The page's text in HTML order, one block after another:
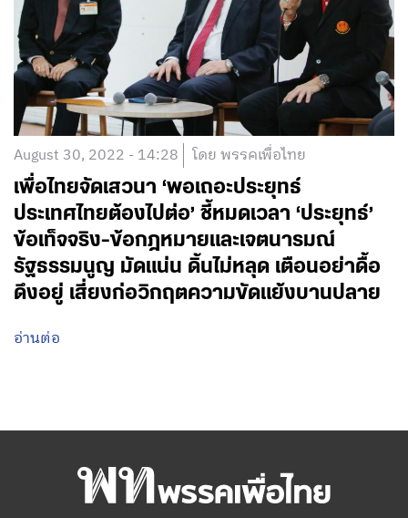
August 30, 2022 - 14:28 โดย พรรคเพื่อไทย
เพื่อไทยจัดเสวนา ‘พอเถอะประยุทธ์
ประเทศไทยต้องไปต่อ’ ชี้หมดเวลา ‘ประยุทธ์’
ข้อเท็จจริง-ข้อกฎหมายและเจตนารมณ์
รัฐธรรมนูญ มัดแน่น ดิ้นไม่หลุด เตือนอย่าดื้อ
ดึงอยู่ เสี่ยงก่อวิกฤตความขัดแย้งบานปลาย
อ่านต่อ